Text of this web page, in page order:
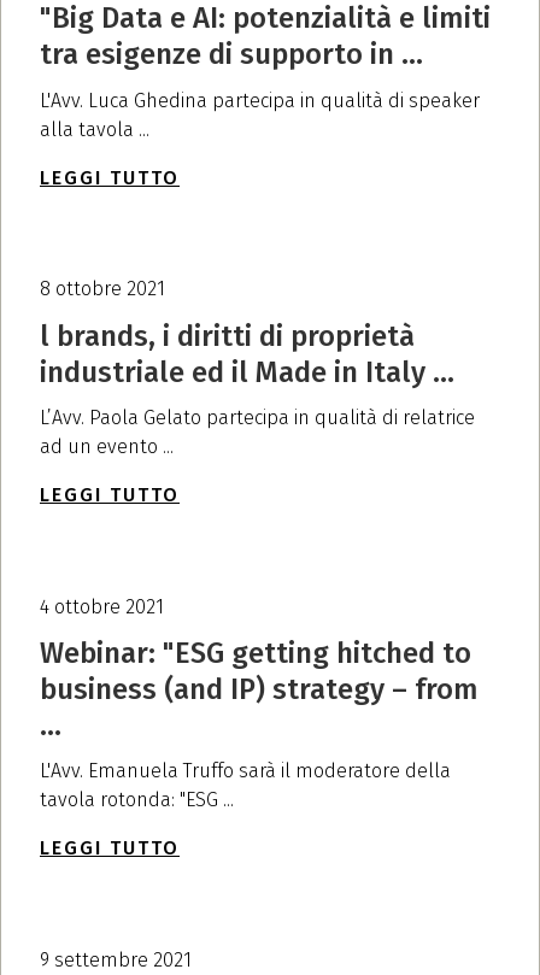
"Big Data e AI: potenzialità e limiti
tra esigenze di supporto in ...
L'Avv. Luca Ghedina partecipa in qualità di speaker
alla tavola ...
LEGGI TUTTO
8 ottobre 2021
l brands, i diritti di proprietà
industriale ed il Made in Italy ...
L’Avv. Paola Gelato partecipa in qualità di relatrice
ad un evento ...
LEGGI TUTTO
4 ottobre 2021
Webinar: "ESG getting hitched to
business (and IP) strategy – from
...
L'Avv. Emanuela Truffo sarà il moderatore della
tavola rotonda: "ESG ...
LEGGI TUTTO
9 settembre 2021